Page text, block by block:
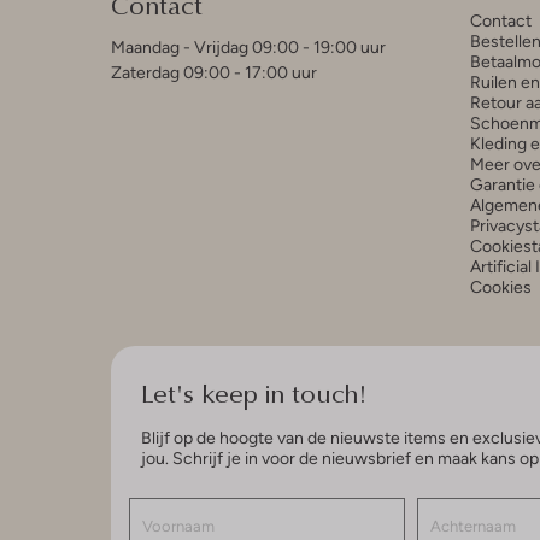
Maandag - Vrijdag 09:00 - 19:00 uur
Zaterdag 09:00 - 17:00 uur
Contact
Ruilen
Retour
Kleding
Meer
Garantie
Artificial
Cookies
Let's keep in touch!
Blijf op de hoogte van de nieuwste items en
jou. Schrijf je in voor de nieuwsbrief en maak kans